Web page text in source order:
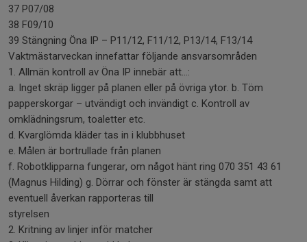
37 P07/08
38 F09/10
39 Stängning Öna IP – P11/12, F11/12, P13/14, F13/14
Vaktmästarveckan innefattar följande ansvarsområden
1. Allmän kontroll av Öna IP innebär att...:
a. Inget skräp ligger på planen eller på övriga ytor. b. Töm
papperskorgar – utvändigt och invändigt c. Kontroll av
omklädningsrum, toaletter etc.
d. Kvarglömda kläder tas in i klubbhuset
e. Målen är bortrullade från planen
f. Robotklipparna fungerar, om något hänt ring 070 351 43 61
(Magnus Hilding) g. Dörrar och fönster är stängda samt att
eventuell åverkan rapporteras till
styrelsen
2. Kritning av linjer inför matcher